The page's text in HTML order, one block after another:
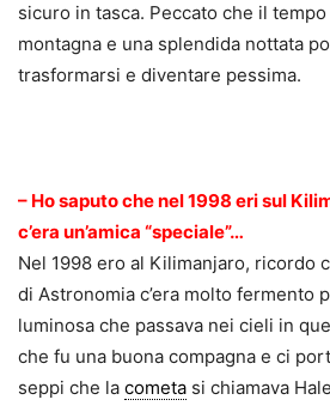
sicuro in tasca. Peccato che il
montagna e una splendida nottata
trasformarsi e diventare pessima.
– Ho saputo che nel 1998 eri sul
c’era un’amica “speciale”…
Nel 1998 ero al Kilimanjaro, ricordo
di Astronomia c’era molto fermento
luminosa che passava nei cieli in
che fu una buona compagna e ci
seppi che la cometa si chiamava